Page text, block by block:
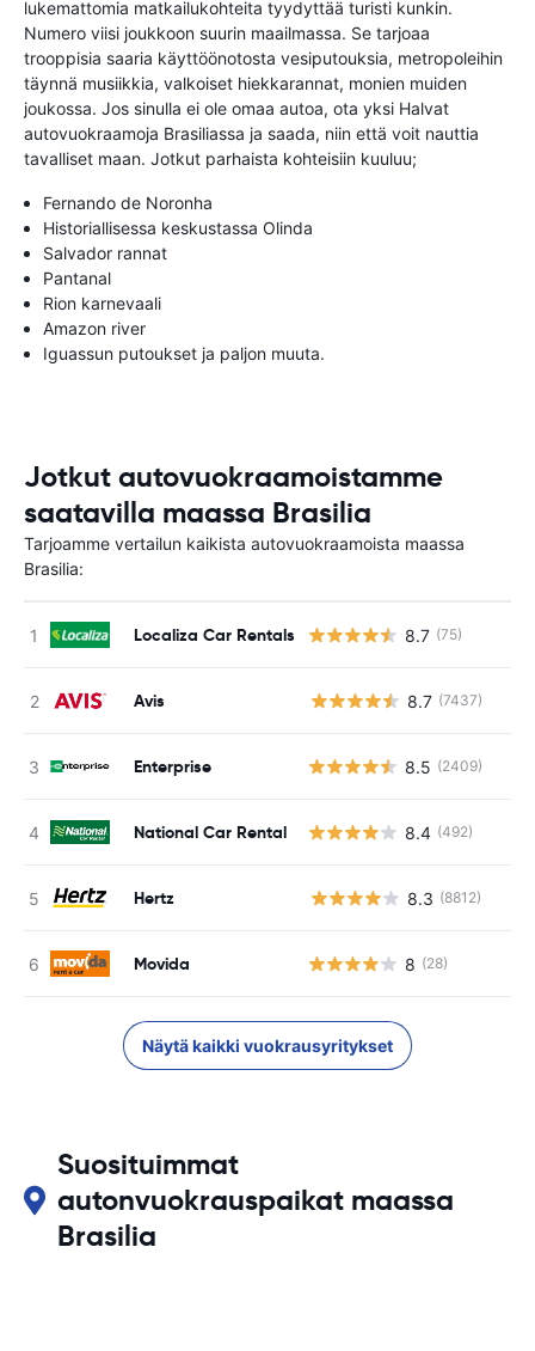
lukemattomia matkailukohteita tyydyttää turisti kunkin.
Numero viisi joukkoon suurin maailmassa. Se tarjoaa
trooppisia saaria käyttöönotosta vesiputouksia, metropoleihin
täynnä musiikkia, valkoiset hiekkarannat, monien muiden
joukossa. Jos sinulla ei ole omaa autoa, ota yksi Halvat
autovuokraamoja Brasiliassa ja saada, niin että voit nauttia
tavalliset maan. Jotkut parhaista kohteisiin kuuluu;
Fernando de Noronha
Historiallisessa keskustassa Olinda
Salvador rannat
Pantanal
Rion karnevaali
Amazon river
Iguassun putoukset ja paljon muuta.
Jotkut autovuokraamoistamme
saatavilla maassa Brasilia
Tarjoamme vertailun kaikista autovuokraamoista maassa
Brasilia:
Localiza Car Rentals 8.7 (75)
Avis 8.7 (7437)
Enterprise 8.5 (2409)
National Car Rental 8.4 (492)
Hertz 8.3 (8812)
Movida 8 (28)
Näytä kaikki vuokrausyritykset
Suosituimmat
autonvuokrauspaikat maassa
Brasilia